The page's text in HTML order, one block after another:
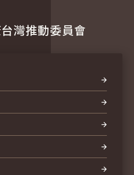
灣推動委員會